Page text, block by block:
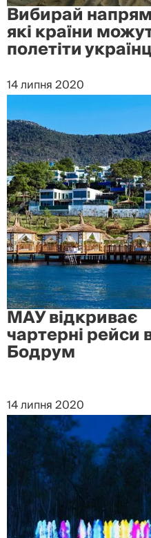
Вибирай
які країни
полетіти
14 липня 2020
МАУ відкриває
чартерні рейси
Бодрум
14 липня 2020